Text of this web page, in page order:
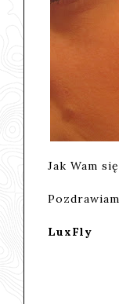
Jak Wam
LuxFly